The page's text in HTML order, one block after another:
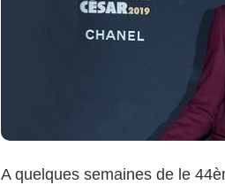
A quelques semaines de le